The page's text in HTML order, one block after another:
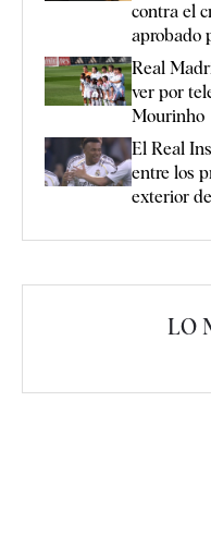
contra el
aprobado
Real
ver por
Mourinho
El Real
entre los
exterior
LO